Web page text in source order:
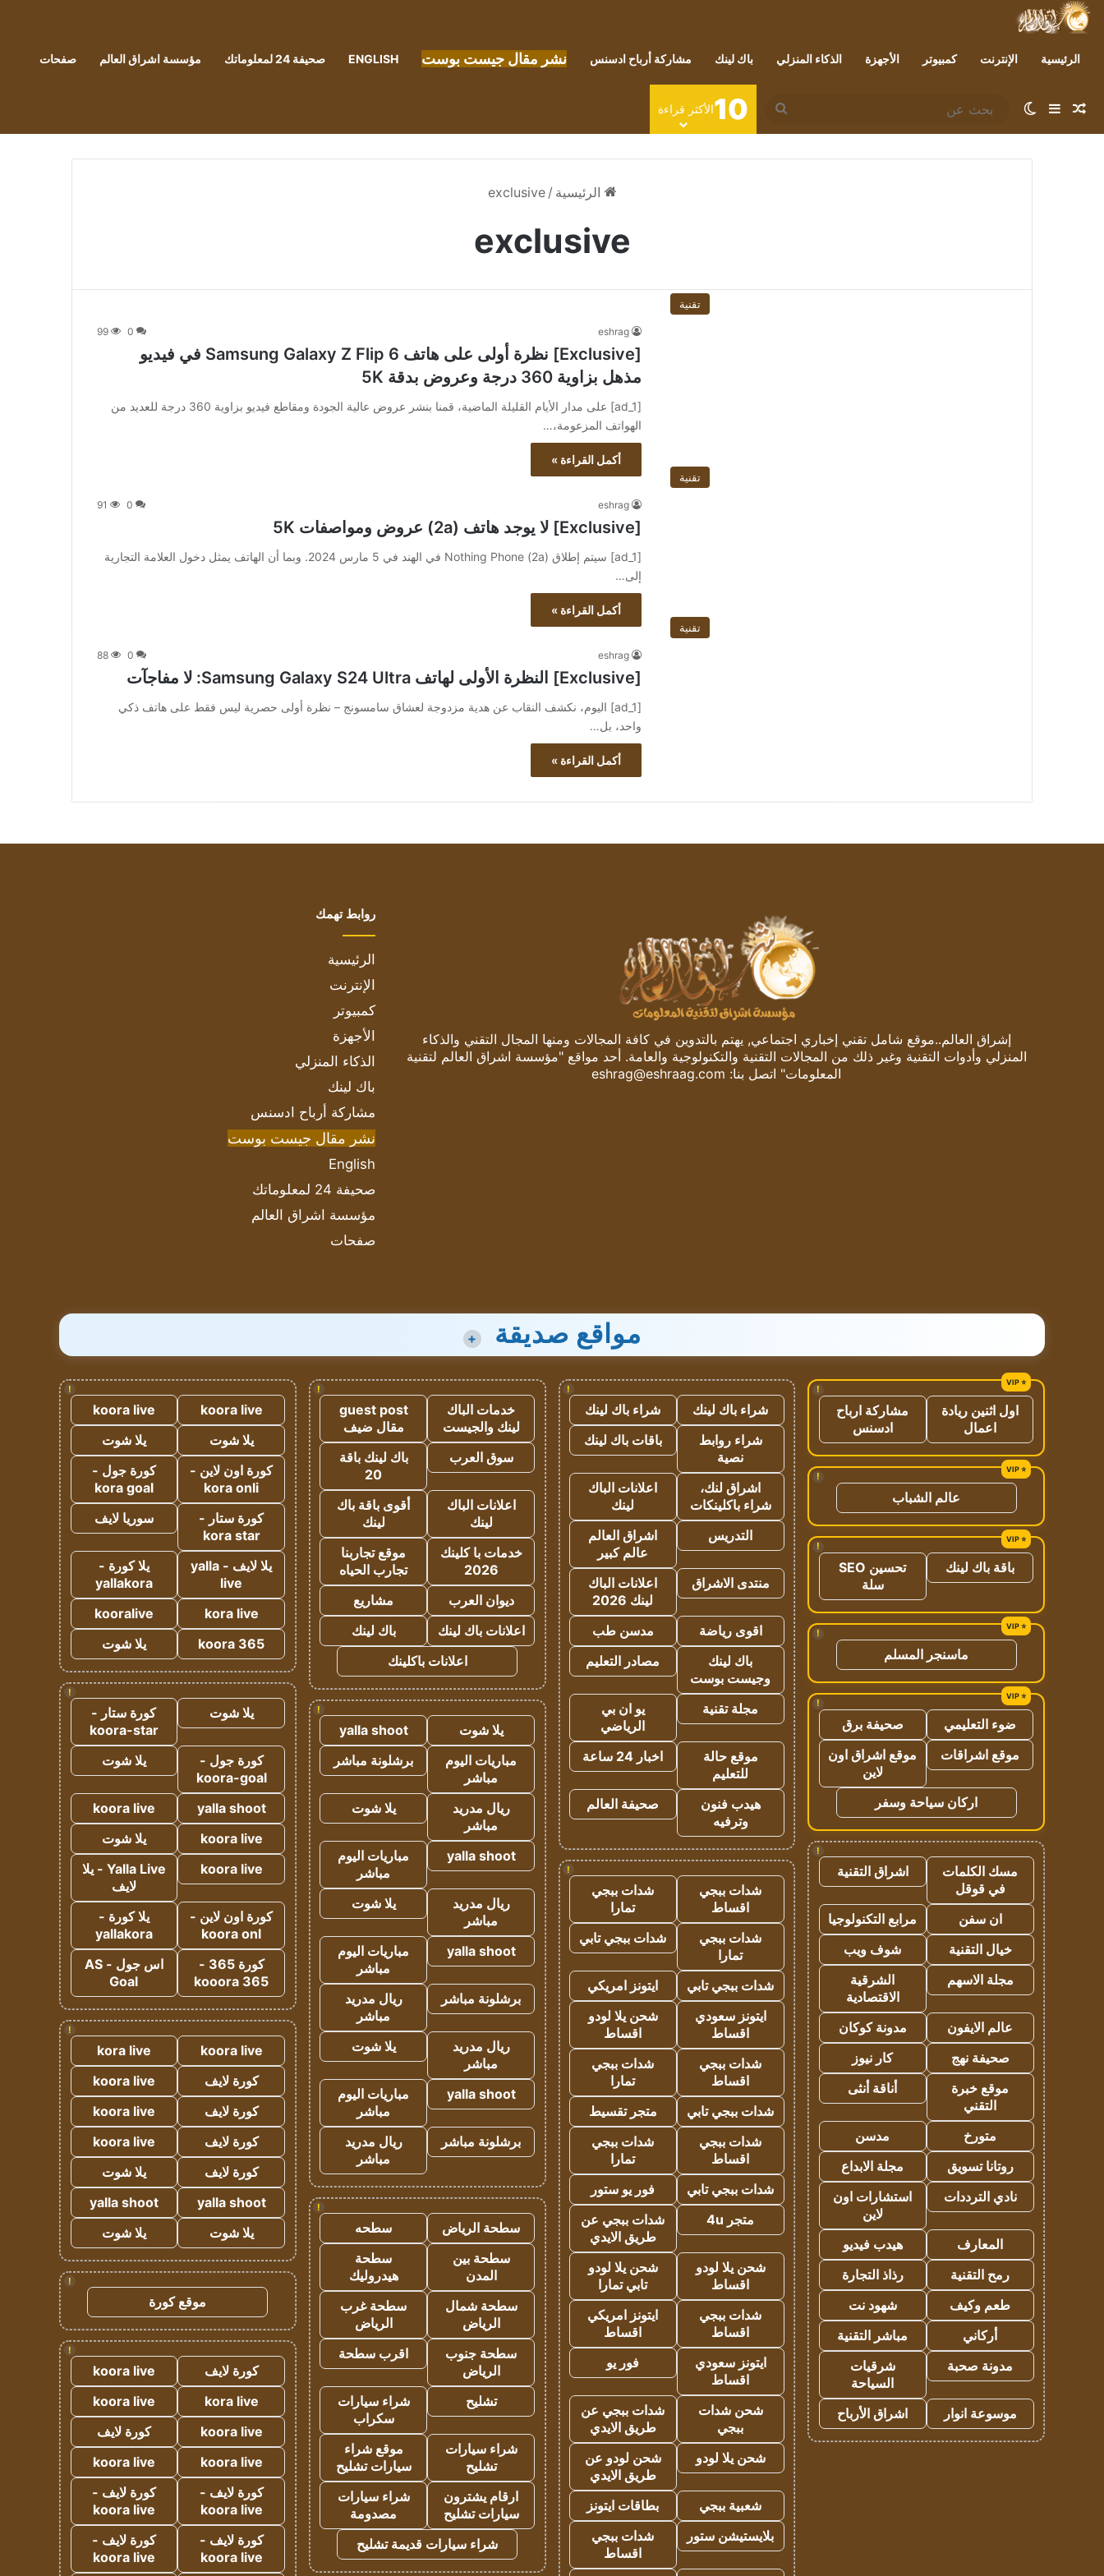
الرئيسية الإنترنت كمبيوتر الأجهزة الذكاء المنزلي باك لينك مشاركة أرباح ادسنس نشر مقال جيست بوست ENGLISH صحيفة 24 لمعلوماتك مؤسسة اشراق العالم صفحات
مقال عشوائي
إضافة عمود جانبي
الوضع المظلم
بحث
عن
10الأكثر قراءة
الرئيسية /
exclusive
exclusive
تقنية
eshrag
0
99
[Exclusive] نظرة أولى على هاتف Samsung Galaxy Z Flip 6 في فيديو
مذهل بزاوية 360 درجة وعروض بدقة 5K
[ad_1] على مدار الأيام القليلة الماضية، قمنا بنشر عروض عالية الجودة ومقاطع فيديو بزاوية 360 درجة للعديد من
الهواتف المزعومة،…
أكمل القراءة »
تقنية
eshrag
0
91
[Exclusive] لا يوجد هاتف (2a) عروض ومواصفات 5K
[ad_1] سيتم إطلاق Nothing Phone (2a) في الهند في 5 مارس 2024. وبما أن الهاتف يمثل دخول العلامة التجارية
إلى…
أكمل القراءة »
تقنية
eshrag
0
88
[Exclusive] النظرة الأولى لهاتف Samsung Galaxy S24 Ultra: لا مفاجآت
[ad_1] اليوم، نكشف النقاب عن هدية مزدوجة لعشاق سامسونج – نظرة أولى حصرية ليس فقط على هاتف ذكي
واحد، بل…
أكمل القراءة »
إشراق العالم..موقع شامل تقني إخباري اجتماعي, يهتم بالتدوين في كافة المجالات ومنها المجال التقني والذكاء
المنزلي وأدوات التقنية وغير ذلك من المجالات التقنية والتكنولوجية والعامة. أحد مواقع "مؤسسة اشراق العالم لتقنية
المعلومات" اتصل بنا: eshrag@eshraag.com
روابط تهمك
الرئيسية
الإنترنت
كمبيوتر
الأجهزة
الذكاء المنزلي
باك لينك
مشاركة أرباح ادسنس
نشر مقال جيست بوست
English
صحيفة 24 لمعلوماتك
مؤسسة اشراق العالم
صفحات
مواقع صديقة +
!
اول اثنين ريادة
اعمال
مشاركة ارباح
ادسنس
!
عالم الشباب
!
باقة باك لينك
تحسين SEO
سلة
!
ماسنجر المسلم
!
ضوء التعليمي
صحيفة برق
موقع اشراقات
موقع اشراق اون
لاين
اركان سياحة وسفر
!
مسك الكلمات
في قوقل
اشراق التقنية
ان سفن
مرابع التكنولوجيا
خيال التقنية
شوف ويب
مجلة الاسهم
الشرقية
الاقتصادية
عالم الايفون
مدونة كوكان
صحيفة نهج
كار نيوز
موقع خبرة
التقني
أناقة أنثى
متورخ
مدسن
روتانا تسويق
مجلة الابداع
نادي الترددات
استشارات اون
لاين
المعارف
هيدب فيديو
رمح التقنية
رذاذ التجارة
طعم وكيف
شهود نت
أركاني
مباشر التقنية
مدونة صحبة
شرقيات
السياحة
موسوعة انوار
اشراق الأرباح
!
شراء باك لينك
شراء باك لينك
شراء روابط
نصية
باقات باك لينك
اشراق لنك،
شراء باكلينكات
اعلانات الباك
لينك
التدريس
اشراق العالم
عالم كبير
منتدى الاشراق
اعلانات الباك
لينك 2026
اقوى رياضة
مدسن طب
باك لينك
وجيست بوست
مصادر التعليم
مجلة تقنية
يو ان بي
الرياضي
موقع حالة
للتعليم
اخبار 24 ساعة
هيدب فنون
وترفيه
صحيفة العالم
!
شدات ببجي
اقساط
شدات ببجي
تمارا
شدات ببجي
تمارا
شدات ببجي تابي
شدات ببجي تابي
ايتونز امريكي
ايتونز سعودي
اقساط
شحن يلا لودو
اقساط
شدات ببجي
اقساط
شدات ببجي
تمارا
شدات ببجي تابي
متجر تقسيط
شدات ببجي
اقساط
شدات ببجي
تمارا
شدات ببجي تابي
فور يو ستور
متجر 4u
شدات ببجي عن
طريق الايدي
شحن يلا لودو
اقساط
شحن يلا لودو
تابي تمارا
شدات ببجي
اقساط
ايتونز امريكي
اقساط
ايتونز سعودي
اقساط
فور يو
شحن شدات
ببجي
شدات ببجي عن
طريق الايدي
شحن يلا لودو
شحن لودو عن
طريق الايدي
شعبية ببجي
بطاقات ايتونز
بلايستيشن ستور
شدات ببجي
اقساط
!
خدمات الباك
لينك والجيست
guest post
مقال ضيف
سوق العرب
باك لينك باقة
20
اعلانات الباك
لينك
أقوى باقة باك
لينك
خدمات با كلينك
2026
موقع تجاربنا
تجارب الحياه
ديوان العرب
مشاريع
اعلانات باك لينك
باك لينك
اعلانات باكلينك
!
يلا شوت
yalla shoot
مباريات اليوم
مباشر
برشلونة مباشر
ريال مدريد
مباشر
يلا شوت
yalla shoot
مباريات اليوم
مباشر
ريال مدريد
مباشر
يلا شوت
yalla shoot
مباريات اليوم
مباشر
برشلونة مباشر
ريال مدريد
مباشر
ريال مدريد
مباشر
يلا شوت
yalla shoot
مباريات اليوم
مباشر
برشلونة مباشر
ريال مدريد
مباشر
!
سطحة الرياض
سطحه
سطحة بين
المدن
سطحة
هيدروليك
سطحة شمال
الرياض
سطحة غرب
الرياض
سطحة جنوب
الرياض
اقرب سطحة
تشليح
شراء سيارات
سكراب
شراء سيارات
تشليح
موقع شراء
سيارات تشليح
ارقام يشترون
سيارات تشليح
شراء سيارات
مصدومة
شراء سيارات قديمة تشليح
!
koora live
koora live
يلا شوت
يلا شوت
كورة اون لاين -
kora onli
كورة جول -
kora goal
كورة ستار -
kora star
سوريا لايف
يلا لايف - yalla
live
يلا كورة -
yallakora
kora live
kooralive
koora 365
يلا شوت
!
يلا شوت
كورة ستار -
koora-star
كورة جول -
koora-goal
يلا شوت
yalla shoot
koora live
koora live
يلا شوت
koora live
Yalla Live - يلا
لايف
كورة اون لاين -
koora onl
يلا كورة -
yallakora
كورة 365 -
kooora 365
اس جول - AS
Goal
!
koora live
kora live
كورة لايف
koora live
كورة لايف
koora live
كورة لايف
koora live
كورة لايف
يلا شوت
yalla shoot
yalla shoot
يلا شوت
يلا شوت
!
موقع كورة
!
كورة لايف
koora live
kora live
koora live
koora live
كورة لايف
koora live
koora live
كورة لايف -
koora live
كورة لايف -
koora live
كورة لايف -
koora live
كورة لايف -
koora live